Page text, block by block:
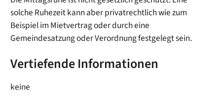
solche Ruhezeit kann aber privatrechtlich wie zum
Beispiel im Mietvertrag oder durch eine
Gemeindesatzung oder Verordnung festgelegt sein.
Vertiefende Informationen
keine